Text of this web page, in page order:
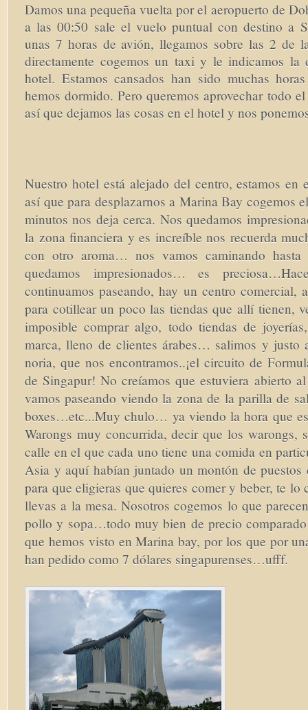
Damos una pequeña vuelta por el aeropuerto de
a las 00:50 sale el vuelo puntual con destino a
unas 7 horas de avión, llegamos sobre las 2 de
directamente cogemos un taxi y le indicamos la
hotel. Estamos cansados han sido muchas
hemos dormido. Pero queremos aprovechar todo
así que dejamos las cosas en el hotel y nos
Nuestro hotel está alejado del centro, estamos en
así que para desplazarnos a Marina Bay cogemos
minutos nos deja cerca. Nos quedamos
la zona financiera y es increíble nos recuerda
con otro aroma… nos vamos caminando
quedamos impresionados… es
continuamos paseando, hay un centro comercial,
para cotillear un poco las tiendas que allí tienen,
imposible comprar algo, todo tiendas de
marca, lleno de clientes árabes… salimos y justo
noria, que nos encontramos..¡el circuito de
de Singapur! No creíamos que estuviera abierto
vamos paseando viendo la zona de la parilla de
boxes…etc...Muy chulo… ya viendo la hora que
Warongs muy concurrida, decir que los warongs,
calle en el que cada uno tiene una comida en
Asia y aquí habían juntado un montón de puestos
para que eligieras que quieres comer y beber, te lo
llevas a la mesa. Nosotros cogemos lo que
pollo y sopa…todo muy bien de precio comparado
que hemos visto en Marina bay, por los que por
han pedido como 7 dólares singapurenses…ufff.